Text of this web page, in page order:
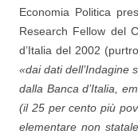
Economia Politica
Research Fellow del
d’Italia del 2002
«dai dati dell’Indagine
dalla Banca d’Italia,
(il 25 per cento più
elementare non